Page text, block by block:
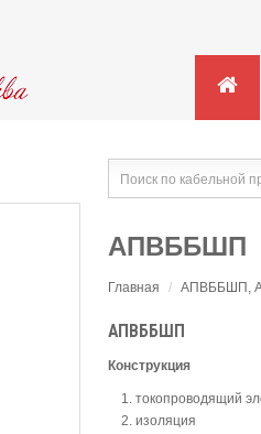
АПВББШП
Главная / АПВББШП,
АПВББШП
Конструкция
токопроводящий
изоляция